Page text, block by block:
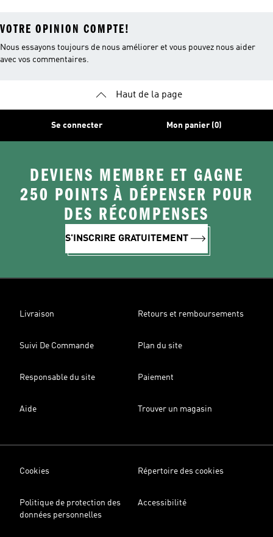
VOTRE OPINION COMPTE!
Nous essayons toujours de nous améliorer et vous pouvez nous aider
avec vos commentaires.
Haut de la page
Se connecter Mon panier (0)
DEVIENS MEMBRE ET GAGNE
250 POINTS À DÉPENSER POUR
DES RÉCOMPENSES
S'INSCRIRE GRATUITEMENT
Livraison Retours et remboursements
Suivi De Commande Plan du site
Responsable du site Paiement
Aide Trouver un magasin
Cookies Répertoire des cookies
Politique de protection des
données personnelles
Accessibilité